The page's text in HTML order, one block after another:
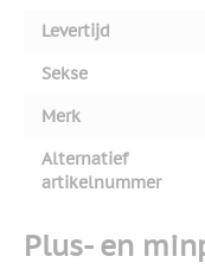
Levertijd
Sekse
Merk
Alternatief
artikelnummer
Plus- en